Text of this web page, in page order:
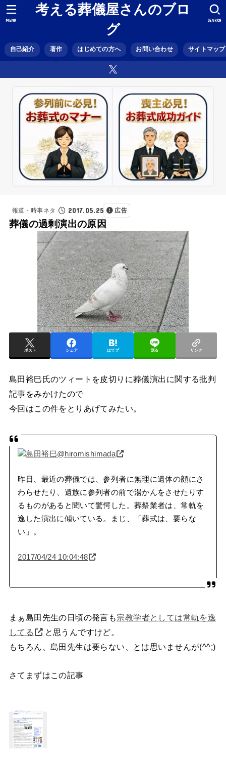
考える葬儀屋さんのブロ
グ
自己紹介 著作 はじめての方へ お問い合わせ サイトマップ
SEARCH
MENU
報道・時事ネタ 2017.05.25 広告
葬儀の過剰演出の原因
ポスト シェア はてブ 送る リンク
島田裕巳氏のツィートを皮切りに葬儀演出に関する批判
記事をみかけたので
今回はこの件をとりあげてみたい。
島田裕巳@hiromishimada
昨日、最近の葬儀では、参列者に無理に遺体の顔にさ
わらせたり、遺族に参列者の前で湯かんをさせたりす
るものがあると聞いて驚愕した。葬祭業者は、常軌を
逸した演出に傾いている。まじ、「葬式は、要らな
い」。
2017/04/24 10:04:48
まぁ島田先生の日頃の発言も宗教学者としては常軌を逸
してる
と思うんですけど。
もちろん、島田先生は要らない、とは思いませんが(^^;)
さてまずはこの記事